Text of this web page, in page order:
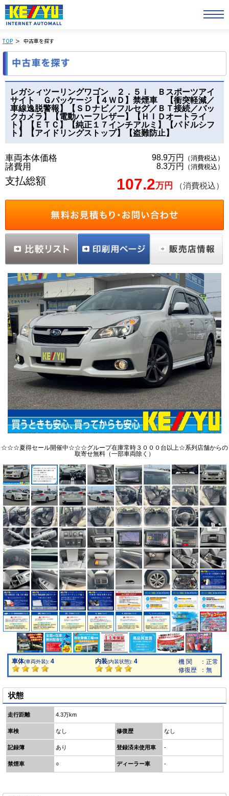
TOP 中古車を探す
レガシィツーリングワゴン ２．５ｉ Ｂスポーツアイ
サイト Ｇパッケージ【４ＷＤ】禁煙車 【衝突軽減／
車線逸脱警報】【ＳＤナビ／フルセグ／ＢＴ接続／バッ
クカメラ】【電動ハーフレザー】【ＨＩＤオートライ
ト】【ＥＴＣ】【純正１７インチアルミ】【パドルシフ
ト】【アイドリングストップ】【盗難防止】
車両本体価格 98.9万円 （消費税込）
諸費用 8.3万円 （消費税込）
支払総額 107.2万円 （消費税込）
☆☆☆夏得セール開催中☆☆☆グループ在庫常時３０００台以上☆系列店舗からの
取寄せ無料（一部車両除く）
車体(車両外装): 4 内装(内装状態): 4
機 関
修復歴
：正常
：無
状態
走行距離 4.3万km
車検 なし 修復歴 なし
記録簿 あり 登録済未使用車 -
禁煙車 ○ ディーラー車 -